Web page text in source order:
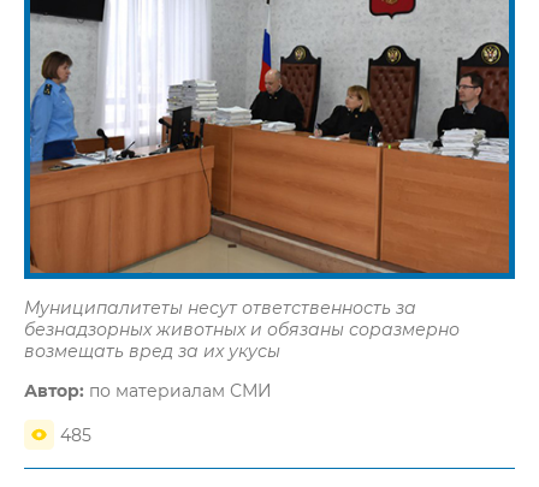
Муниципалитеты несут ответственность за
безнадзорных животных и обязаны соразмерно
возмещать вред за их укусы
Автор: по материалам СМИ
485